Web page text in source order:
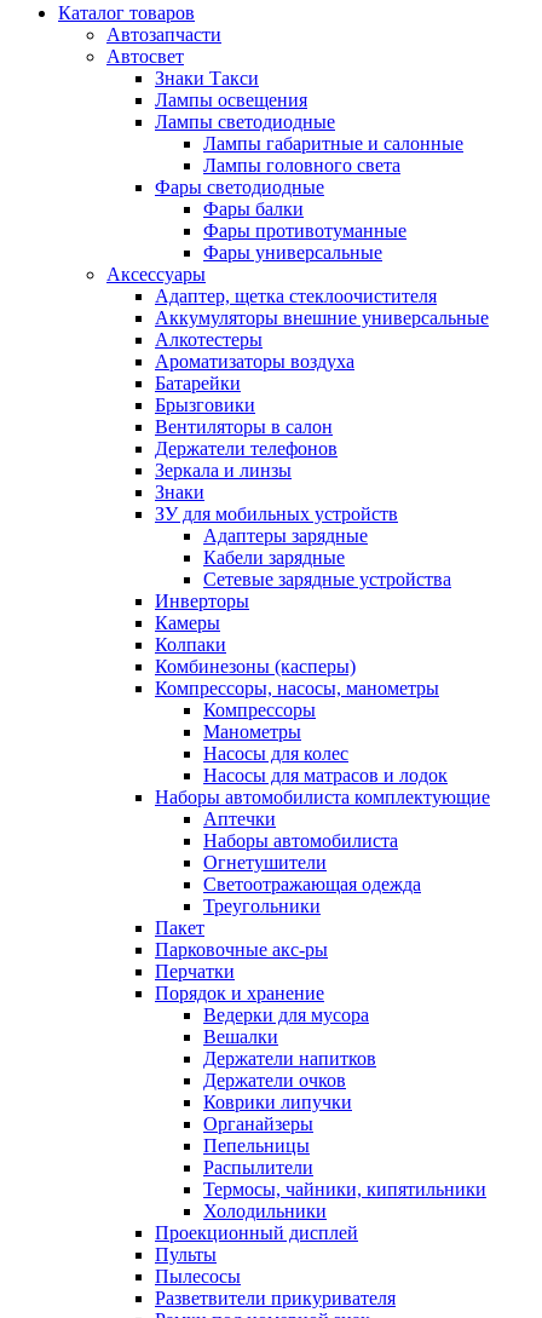
Каталог товаров
Автозапчасти
Автосвет
Знаки Такси
Лампы освещения
Лампы светодиодные
Лампы габаритные и салонные
Лампы головного света
Фары светодиодные
Фары балки
Фары противотуманные
Фары универсальные
Аксессуары
Адаптер, щетка стеклоочистителя
Аккумуляторы внешние универсальные
Алкотестеры
Ароматизаторы воздуха
Батарейки
Брызговики
Вентиляторы в салон
Держатели телефонов
Зеркала и линзы
Знаки
ЗУ для мобильных устройств
Адаптеры зарядные
Кабели зарядные
Сетевые зарядные устройства
Инверторы
Камеры
Колпаки
Комбинезоны (касперы)
Компрессоры, насосы, манометры
Компрессоры
Манометры
Насосы для колес
Насосы для матрасов и лодок
Наборы автомобилиста комплектующие
Аптечки
Наборы автомобилиста
Огнетушители
Светоотражающая одежда
Треугольники
Пакет
Парковочные акс-ры
Перчатки
Порядок и хранение
Ведерки для мусора
Вешалки
Держатели напитков
Держатели очков
Коврики липучки
Органайзеры
Пепельницы
Распылители
Термосы, чайники, кипятильники
Холодильники
Проекционный дисплей
Пульты
Пылесосы
Разветвители прикуривателя